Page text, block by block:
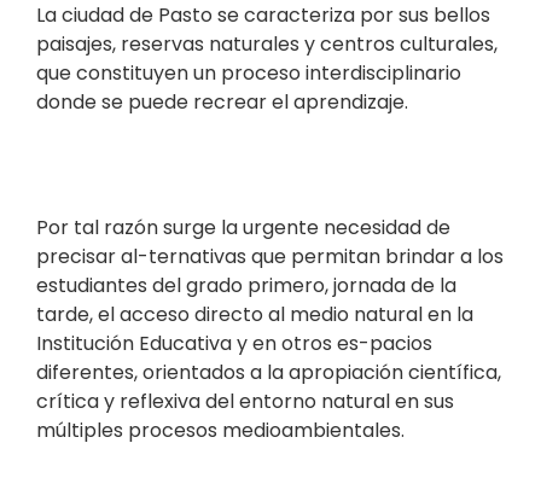
La ciudad de Pasto se caracteriza por sus bellos
paisajes, reservas naturales y centros culturales,
que constituyen un proceso interdisciplinario
donde se puede recrear el aprendizaje.
Por tal razón surge la urgente necesidad de
precisar al-ternativas que permitan brindar a los
estudiantes del grado primero, jornada de la
tarde, el acceso directo al medio natural en la
Institución Educativa y en otros es-pacios
diferentes, orientados a la apropiación científica,
crítica y reflexiva del entorno natural en sus
múltiples procesos medioambientales.